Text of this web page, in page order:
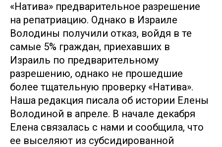
«Натива» предварительное разрешение
на репатриацию. Однако в Израиле
Володины получили отказ, войдя в те
самые 5% граждан, приехавших в
Израиль по предварительному
разрешению, однако не прошедшие
более тщательную проверку «Натива».
Наша редакция писала об истории Елены
Володиной в апреле. В начале декабря
Елена связалась с нами и сообщила, что
ее выселяют из субсидированной